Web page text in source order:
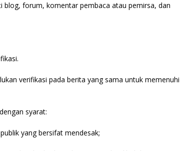
blog, forum, komentar pembaca atau pemirsa, dan
verifikasi pada berita yang sama untuk memenuhi
syarat:
yang bersifat mendesak;